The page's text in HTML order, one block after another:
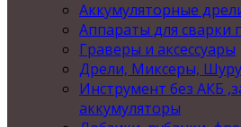
Аккумуляторные
Аппараты для сварки
Граверы и аксессуары
Дрели, Миксеры,
Инструмент без АКБ
аккумуляторы